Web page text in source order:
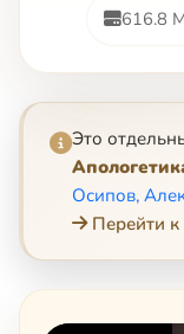
616.8
Это
Осипов,
Перейти